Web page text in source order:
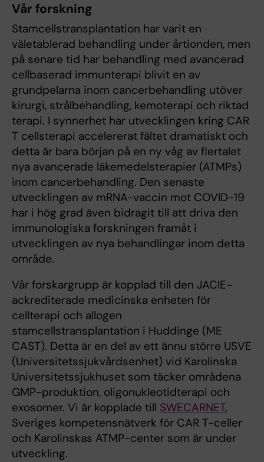
Vår forskning
Stamcellstransplantation har varit en
väletablerad behandling under årtionden, men
på senare tid har behandling med avancerad
cellbaserad immunterapi blivit en av
grundpelarna inom cancerbehandling utöver
kirurgi, strålbehandling, kemoterapi och riktad
terapi. I synnerhet har utvecklingen kring CAR
T cellsterapi accelererat fältet dramatiskt och
detta är bara början på en ny våg av flertalet
nya avancerade läkemedelsterapier (ATMPs)
inom cancerbehandling. Den senaste
utvecklingen av mRNA-vaccin mot COVID-19
har i hög grad även bidragit till att driva den
immunologiska forskningen framåt i
utvecklingen av nya behandlingar inom detta
område.
Vår forskargrupp är kopplad till den JACIE-
ackrediterade medicinska enheten för
cellterapi och allogen
stamcellstransplantation i Huddinge (ME
CAST). Detta är en del av ett ännu större USVE
(Universitetssjukvårdsenhet) vid Karolinska
Universitetssjukhuset som täcker områdena
GMP-produktion, oligonukleotidterapi och
exosomer. Vi är kopplade till SWECARNET,
Sveriges kompetensnätverk för CAR T-celler
och Karolinskas ATMP-center som är under
utveckling.